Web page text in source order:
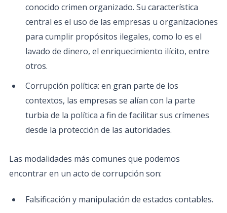
conocido crimen organizado. Su característica
central es el uso de las empresas u organizaciones
para cumplir propósitos ilegales, como lo es el
lavado de dinero, el enriquecimiento ilícito, entre
otros.
Corrupción política: en gran parte de los
contextos, las empresas se alían con la parte
turbia de la política a fin de facilitar sus crímenes
desde la protección de las autoridades.
Las modalidades más comunes que podemos
encontrar en un acto de corrupción son:
Falsificación y manipulación de estados contables.